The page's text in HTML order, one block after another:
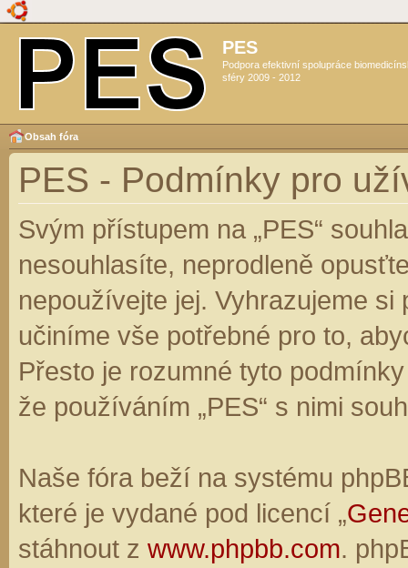
PES
Podpora efektivní spolupráce
sféry 2009 - 2012
Obsah fóra
PES - Podmínky pro
Svým přístupem na „PES“
nesouhlasíte, neprodleně
nepoužívejte jej. Vyhrazujeme
učiníme vše potřebné pro to,
Přesto je rozumné tyto
že používáním „PES“ s nimi
Naše fóra beží na systému
které je vydané pod licencí „
stáhnout z www.phpbb.com.